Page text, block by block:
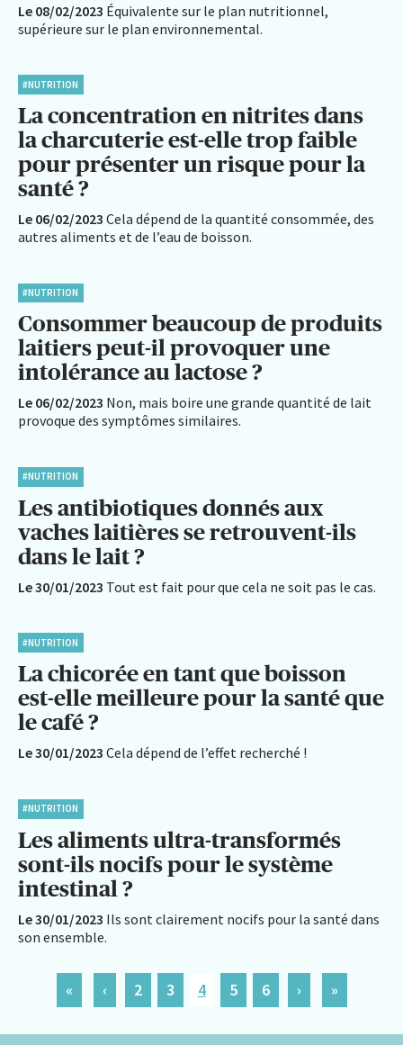
Le 08/02/2023 Équivalente sur le plan nutritionnel,
supérieure sur le plan environnemental.
#NUTRITION
La concentration en nitrites dans
la charcuterie est-elle trop faible
pour présenter un risque pour la
santé ?
Le 06/02/2023 Cela dépend de la quantité consommée, des
autres aliments et de l’eau de boisson.
#NUTRITION
Consommer beaucoup de produits
laitiers peut-il provoquer une
intolérance au lactose ?
Le 06/02/2023 Non, mais boire une grande quantité de lait
provoque des symptômes similaires.
#NUTRITION
Les antibiotiques donnés aux
vaches laitières se retrouvent-ils
dans le lait ?
Le 30/01/2023 Tout est fait pour que cela ne soit pas le cas.
#NUTRITION
La chicorée en tant que boisson
est-elle meilleure pour la santé que
le café ?
Le 30/01/2023 Cela dépend de l’effet recherché !
#NUTRITION
Les aliments ultra-transformés
sont-ils nocifs pour le système
intestinal ?
Le 30/01/2023 Ils sont clairement nocifs pour la santé dans
son ensemble.
« ‹ 2 3 4 5 6 › »